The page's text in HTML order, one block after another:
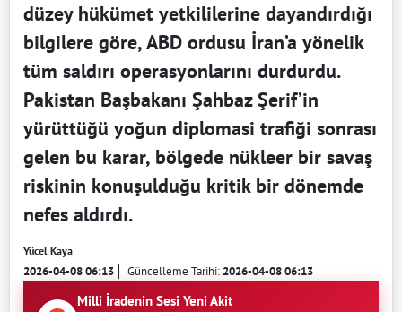
düzey hükümet yetkililerine dayandırdığı
bilgilere göre, ABD ordusu İran’a yönelik
tüm saldırı operasyonlarını durdurdu.
Pakistan Başbakanı Şahbaz Şerif’in
yürüttüğü yoğun diplomasi trafiği sonrası
gelen bu karar, bölgede nükleer bir savaş
riskinin konuşulduğu kritik bir dönemde
nefes aldırdı.
Yücel Kaya
2026-04-08 06:13 Güncelleme Tarihi:2026-04-08 06:13
Milli İradenin Sesi Yeni Akit